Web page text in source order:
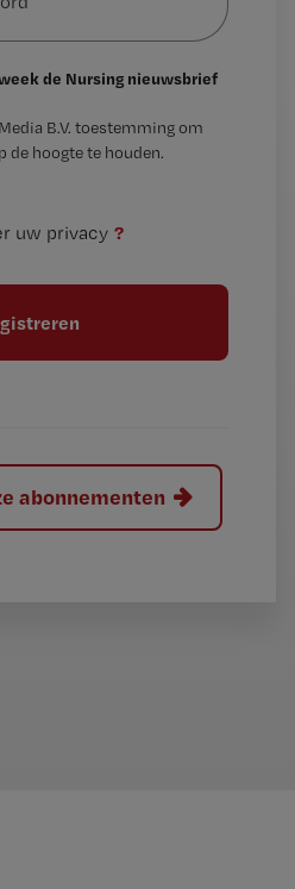
de Nursing nieuwsbrief
B.V. toestemming om
de hoogte te houden.
uw privacy ?
abonnementen